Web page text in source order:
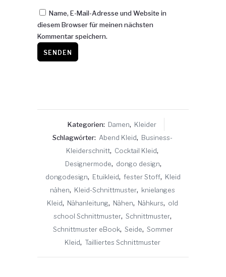
Name, E-Mail-Adresse und Website in
diesem Browser für meinen nächsten
Kommentar speichern.
Kategorien: Damen, Kleider
Schlagwörter: Abend Kleid, Business-
Kleiderschnitt, Cocktail Kleid,
Designermode, dongo design,
dongodesign, Etuikleid, fester Stoff, Kleid
nähen, Kleid-Schnittmuster, knielanges
Kleid, Nähanleitung, Nähen, Nähkurs, old
school Schnittmuster, Schnittmuster,
Schnittmuster eBook, Seide, Sommer
Kleid, Tailliertes Schnittmuster